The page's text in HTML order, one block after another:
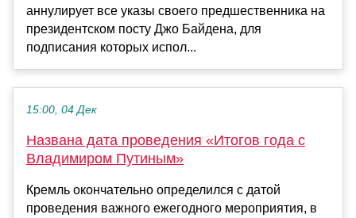
аннулирует все указы своего предшественника на
президентском посту Джо Байдена, для
подписания которых испол...
15:00, 04 Дек
Названа дата проведения «Итогов года с
Владимиром Путиным»
Кремль окончательно определился с датой
проведения важного ежегодного мероприятия, в